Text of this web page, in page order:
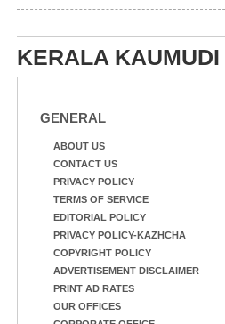
KERALA KAUMUDI
GENERAL
ABOUT US
CONTACT US
PRIVACY POLICY
TERMS OF SERVICE
EDITORIAL POLICY
PRIVACY POLICY-KAZHCHA
COPYRIGHT POLICY
ADVERTISEMENT DISCLAIMER
PRINT AD RATES
OUR OFFICES